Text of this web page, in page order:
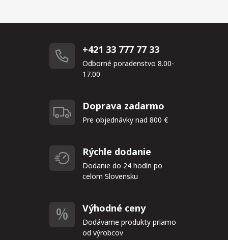
+421 33 777 77 33
Odborné poradenstvo 8.00-
17.00
Doprava zadarmo
Pre objednávky nad 800 €
Rýchle dodanie
Dodanie do 24 hodín po
celom Slovensku
Výhodné ceny
Dodávame produkty priamo
od výrobcov